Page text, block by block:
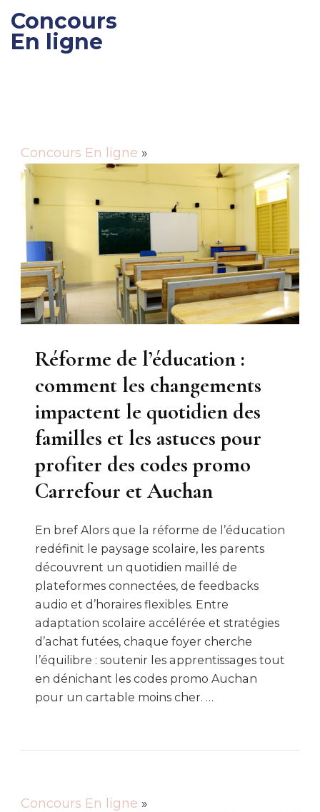
Concours
En ligne
Concours En ligne »
Réforme de l’éducation :
comment les changements
impactent le quotidien des
familles et les astuces pour
profiter des codes promo
Carrefour et Auchan
En bref Alors que la réforme de l’éducation
redéfinit le paysage scolaire, les parents
découvrent un quotidien maillé de
plateformes connectées, de feedbacks
audio et d’horaires flexibles. Entre
adaptation scolaire accélérée et stratégies
d’achat futées, chaque foyer cherche
l’équilibre : soutenir les apprentissages tout
en dénichant les codes promo Auchan
pour un cartable moins cher. …
Concours En ligne »